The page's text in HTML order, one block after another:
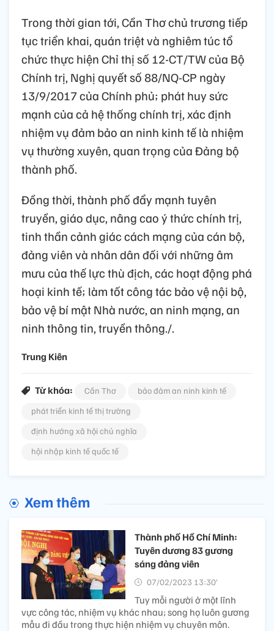
Trong thời gian tới, Cần Thơ chủ trương tiếp
tục triển khai, quán triệt và nghiêm túc tổ
chức thực hiện Chỉ thị số 12-CT/TW của Bộ
Chính trị, Nghị quyết số 88/NQ-CP ngày
13/9/2017 của Chính phủ; phát huy sức
mạnh của cả hệ thống chính trị, xác định
nhiệm vụ đảm bảo an ninh kinh tế là nhiệm
vụ thường xuyên, quan trọng của Đảng bộ
thành phố.
Đồng thời, thành phố đẩy mạnh tuyên
truyền, giáo dục, nâng cao ý thức chính trị,
tinh thần cảnh giác cách mạng của cán bộ,
đảng viên và nhân dân đối với những âm
mưu của thế lực thù địch, các hoạt động phá
hoại kinh tế; làm tốt công tác bảo vệ nội bộ,
bảo vệ bí mật Nhà nước, an ninh mạng, an
ninh thông tin, truyền thông./.
Trung Kiên
Từ khóa: Cần Thơ
bảo đảm an ninh kinh tế
phát triển kinh tế thị trường
định hướng xã hội chủ nghĩa
hội nhập kinh tế quốc tế
Xem thêm
Thành phố Hồ Chí Minh:
Tuyên dương 83 gương
sáng đảng viên
07/02/2023 13:30’
Tuy mỗi người ở một lĩnh
vực công tác, nhiệm vụ khác nhau; song họ luôn gương
mẫu đi đầu trong thực hiện nhiệm vụ chuyên môn.